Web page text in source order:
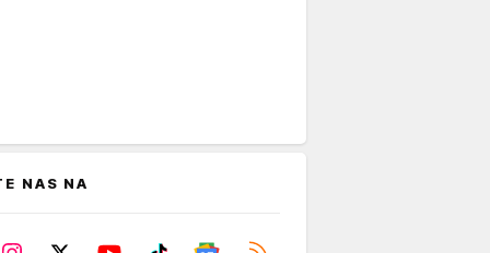
NAS NA